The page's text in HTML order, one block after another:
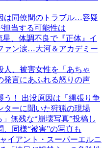
は同僚間のトラブル…容疑
担当する可能性は
星、体調不良で『正体』イ
ァン涙…大河＆アカデミー
人、被害女性を「あちゃ
発言にあふれる怒りの声
う！ 出没原因は「縄張り争
ターに聞いた狩猟の現場
無残な“崩壊写真”投稿し
同様“被害”の写真も
イアント・スーパーエルニ